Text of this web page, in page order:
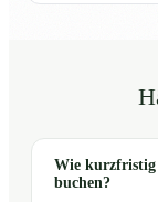
Wie
buchen?